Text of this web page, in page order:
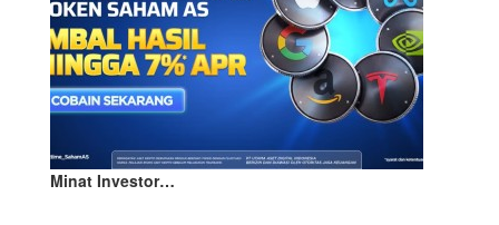
Minat Investor…